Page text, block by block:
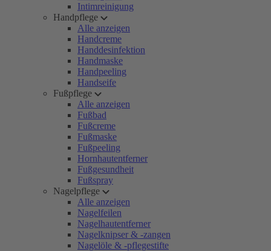
Intimreinigung
Handpflege
Alle anzeigen
Handcreme
Handdesinfektion
Handmaske
Handpeeling
Handseife
Fußpflege
Alle anzeigen
Fußbad
Fußcreme
Fußmaske
Fußpeeling
Hornhautentferner
Fußgesundheit
Fußspray
Nagelpflege
Alle anzeigen
Nagelfeilen
Nagelhautentferner
Nagelknipser & -zangen
Nagelöle & -pflegestifte